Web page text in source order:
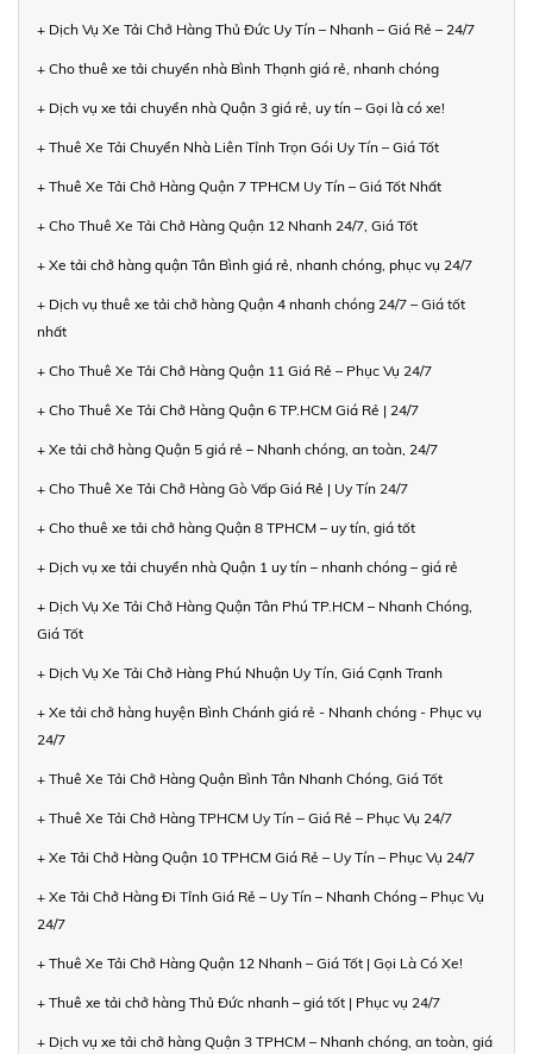
+ Dịch Vụ Xe Tải Chở Hàng Thủ Đức Uy Tín – Nhanh – Giá Rẻ – 24/7
+ Cho thuê xe tải chuyển nhà Bình Thạnh giá rẻ, nhanh chóng
+ Dịch vụ xe tải chuyển nhà Quận 3 giá rẻ, uy tín – Gọi là có xe!
+ Thuê Xe Tải Chuyển Nhà Liên Tỉnh Trọn Gói Uy Tín – Giá Tốt
+ Thuê Xe Tải Chở Hàng Quận 7 TPHCM Uy Tín – Giá Tốt Nhất
+ Cho Thuê Xe Tải Chở Hàng Quận 12 Nhanh 24/7, Giá Tốt
+ Xe tải chở hàng quận Tân Bình giá rẻ, nhanh chóng, phục vụ 24/7
+ Dịch vụ thuê xe tải chở hàng Quận 4 nhanh chóng 24/7 – Giá tốt
nhất
+ Cho Thuê Xe Tải Chở Hàng Quận 11 Giá Rẻ – Phục Vụ 24/7
+ Cho Thuê Xe Tải Chở Hàng Quận 6 TP.HCM Giá Rẻ | 24/7
+ Xe tải chở hàng Quận 5 giá rẻ – Nhanh chóng, an toàn, 24/7
+ Cho Thuê Xe Tải Chở Hàng Gò Vấp Giá Rẻ | Uy Tín 24/7
+ Cho thuê xe tải chở hàng Quận 8 TPHCM – uy tín, giá tốt
+ Dịch vụ xe tải chuyển nhà Quận 1 uy tín – nhanh chóng – giá rẻ
+ Dịch Vụ Xe Tải Chở Hàng Quận Tân Phú TP.HCM – Nhanh Chóng,
Giá Tốt
+ Dịch Vụ Xe Tải Chở Hàng Phú Nhuận Uy Tín, Giá Cạnh Tranh
+ Xe tải chở hàng huyện Bình Chánh giá rẻ - Nhanh chóng - Phục vụ
24/7
+ Thuê Xe Tải Chở Hàng Quận Bình Tân Nhanh Chóng, Giá Tốt
+ Thuê Xe Tải Chở Hàng TPHCM Uy Tín – Giá Rẻ – Phục Vụ 24/7
+ Xe Tải Chở Hàng Quận 10 TPHCM Giá Rẻ – Uy Tín – Phục Vụ 24/7
+ Xe Tải Chở Hàng Đi Tỉnh Giá Rẻ – Uy Tín – Nhanh Chóng – Phục Vụ
24/7
+ Thuê Xe Tải Chở Hàng Quận 12 Nhanh – Giá Tốt | Gọi Là Có Xe!
+ Thuê xe tải chở hàng Thủ Đức nhanh – giá tốt | Phục vụ 24/7
+ Dịch vụ xe tải chở hàng Quận 3 TPHCM – Nhanh chóng, an toàn, giá